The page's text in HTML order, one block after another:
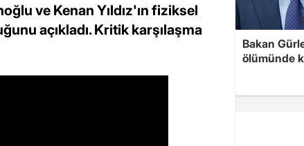
ve Kenan Yıldız'ın fiziksel
açıkladı. Kritik karşılaşma
Bakan
ölümünde